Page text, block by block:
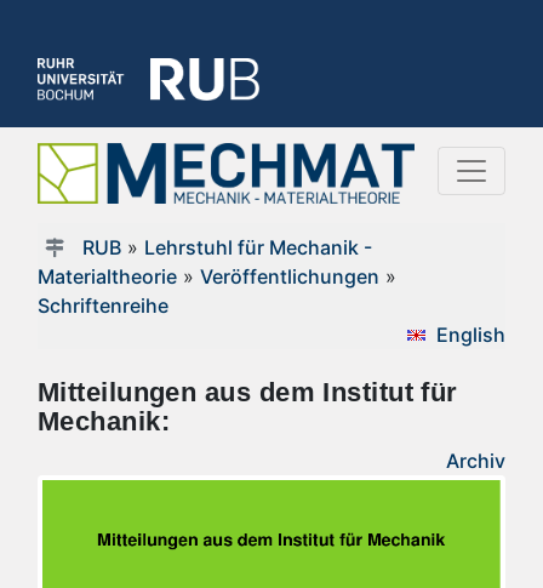
RUB» Lehrstuhl für Mechanik -
Materialtheorie » Veröffentlichungen »
Schriftenreihe
English
Mitteilungen aus dem Institut für
Mechanik:
Archiv